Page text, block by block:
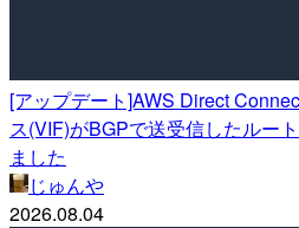
[アップデート]AWS Direct
ス(VIF)がBGPで送受信したルー
ました
じゅんや
2026.08.04